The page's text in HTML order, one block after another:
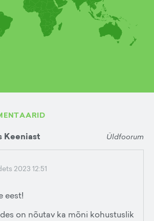
Keeniast Üldfoorum
2023 12:51
eest!
on nõutav ka mõni kohustuslik